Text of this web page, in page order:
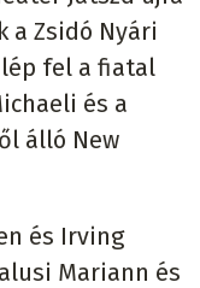
a Zsidó Nyári
fel a fiatal
és a
álló New
és Irving
Mariann és